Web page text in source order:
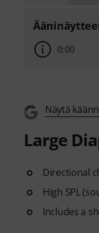
0:00
Näytä
Large
Directional
High SPL
Includes a